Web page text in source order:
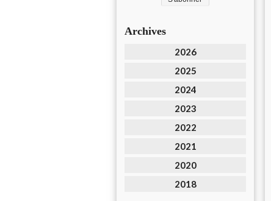
Archives
2026
2025
2024
2023
2022
2021
2020
2018